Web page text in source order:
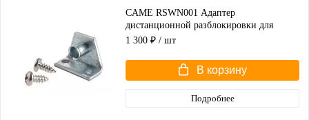
CAME RSWN001 Адаптер
дистанционной разблокировки для
распашных ворот
1 300 ₽ / шт
В корзину
Подробнее